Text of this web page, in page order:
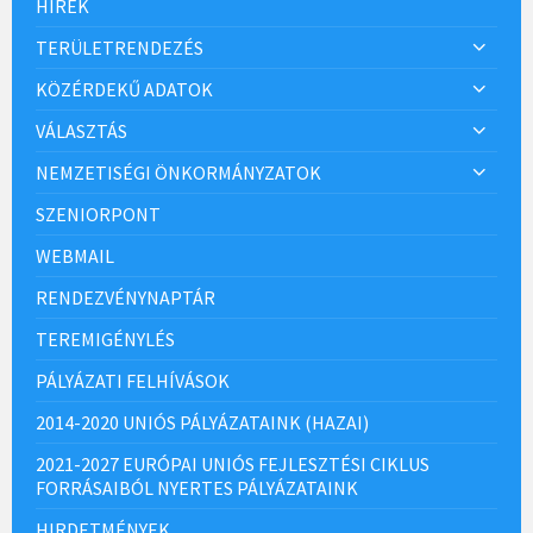
HÍREK
TERÜLETRENDEZÉS
KÖZÉRDEKŰ ADATOK
VÁLASZTÁS
NEMZETISÉGI ÖNKORMÁNYZATOK
SZENIORPONT
WEBMAIL
RENDEZVÉNYNAPTÁR
TEREMIGÉNYLÉS
PÁLYÁZATI FELHÍVÁSOK
2014-2020 UNIÓS PÁLYÁZATAINK (HAZAI)
2021-2027 EURÓPAI UNIÓS FEJLESZTÉSI CIKLUS
FORRÁSAIBÓL NYERTES PÁLYÁZATAINK